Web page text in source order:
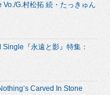
Vo./G.村松拓 続・たっきゅん
『永遠と影』特集：
Carved In Stone